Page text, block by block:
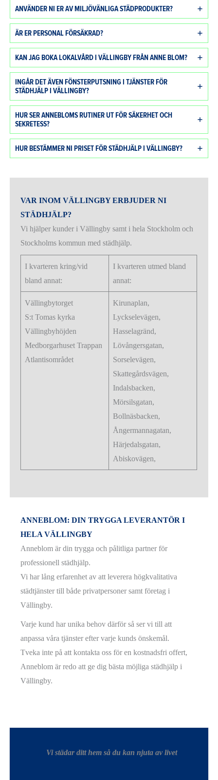
ANVÄNDER NI ER AV MILJÖVÄNLIGA STÄDPRODUKTER?
ÄR ER PERSONAL FÖRSÄKRAD?
KAN JAG BOKA LOKALVÅRD I VÄLLINGBY FRÅN ANNE BLOM?
INGÅR DET ÄVEN FÖNSTERPUTSNING I TJÄNSTER FÖR
STÄDHJÄLP I VÄLLINGBY?
HUR SER ANNEBLOMS RUTINER UT FÖR SÄKERHET OCH
SEKRETESS?
HUR BESTÄMMER NI PRISET FÖR STÄDHJÄLP I VÄLLINGBY?
VAR INOM VÄLLINGBY ERBJUDER NI
STÄDHJÄLP?
Vi hjälper kunder i Vällingby samt i hela Stockholm och
Stockholms kommun med städhjälp.
I kvarteren kring/vid
bland annat:
I kvarteren utmed bland
annat:
Vällingbytorget
S:t Tomas kyrka
Vällingbyhöjden
Medborgarhuset Trappan
Atlantisområdet
Kirunaplan,
Lyckselevägen,
Hasselagränd,
Lövångersgatan,
Sorselevägen,
Skattegårdsvägen,
Indalsbacken,
Mörsilsgatan,
Bollnäsbacken,
Ångermannagatan,
Härjedalsgatan,
Abiskovägen,
ANNEBLOM: DIN TRYGGA LEVERANTÖR I
HELA VÄLLINGBY
Anneblom är din trygga och pålitliga partner för
professionell städhjälp.
Vi har lång erfarenhet av att leverera högkvalitativa
städtjänster till både privatpersoner samt företag i
Vällingby.
Varje kund har unika behov därför så ser vi till att
anpassa våra tjänster efter varje kunds önskemål.
Tveka inte på att kontakta oss för en kostnadsfri offert,
Anneblom är redo att ge dig bästa möjliga städhjälp i
Vällingby.
Vi städar ditt hem så du kan njuta av livet